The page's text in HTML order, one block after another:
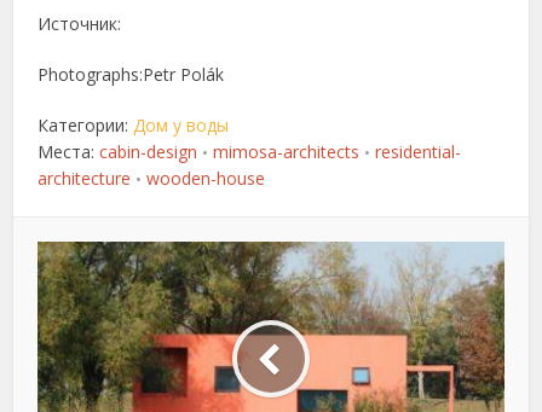
Источник:
Photographs:Petr Polák
Категории:Дом у воды
Места:cabin-design • mimosa-architects • residential-
architecture • wooden-house